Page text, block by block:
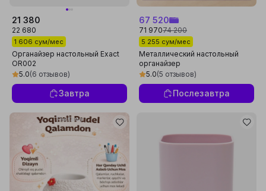
21 380
22 680
1 606 сум/мес
Органайзер настольный Exact
OR002
5.0(6 отзывов)
Завтра
67 520
71 97074 200
5 255 сум/мес
Металлический настольный
органайзер
5.0(5 отзывов)
Послезавтра
Реклама